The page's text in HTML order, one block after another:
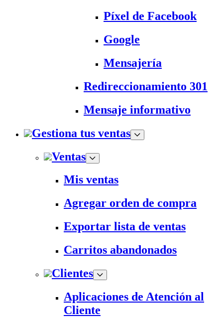
Píxel de Facebook
Google
Mensajería
Redireccionamiento 301
Mensaje informativo
Gestiona tus ventas
Ventas
Mis ventas
Agregar orden de compra
Exportar lista de ventas
Carritos abandonados
Clientes
Aplicaciones de Atención al
Cliente